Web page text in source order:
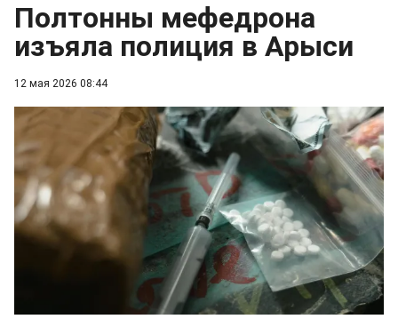
12 мая 2026 08:44
Полтонны мефедрона
изъяла полиция в Арыси